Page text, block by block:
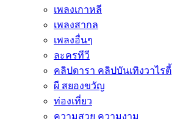
เพลงเกาหลี
เพลงสากล
เพลงอื่นๆ
ละครทีวี
คลิปดารา คลิปบันเทิงวาไรตี้
ผี สยองขวัญ
ท่องเที่ยว
ความสวย ความงาม